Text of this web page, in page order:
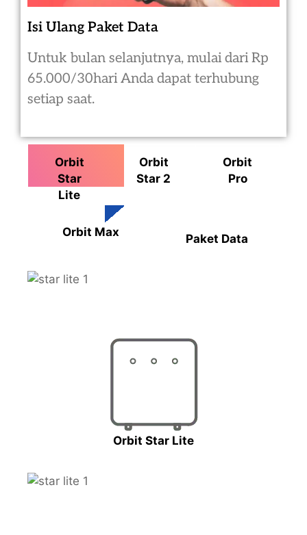
Isi Ulang Paket Data
Untuk bulan selanjutnya, mulai dari Rp
65.000/30hari Anda dapat terhubung
setiap saat.
Orbit
Star
Lite
Orbit
Star 2
Orbit
Pro
Orbit Max Paket Data
Orbit Star Lite